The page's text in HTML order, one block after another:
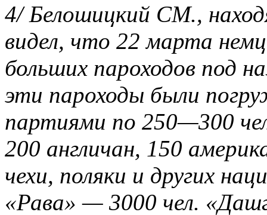
4/ Белошицкий СМ.,
видел, что 22 марта
больших пароходов под
эти пароходы были
партиями по 250—300
200 англичан, 150
чехи, поляки и других
«Рава» — 3000 чел.